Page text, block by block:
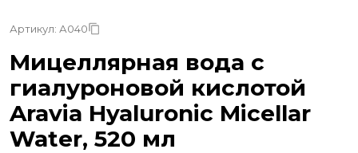
Артикул: А040
Мицеллярная вода с
гиалуроновой кислотой
Aravia Hyaluronic Micellar
Water, 520 мл